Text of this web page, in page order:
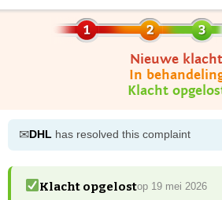
Nieuwe klacht
In
Klacht
✉DHL has resolved this complaint
Klacht opgelostop 19 mei 2026